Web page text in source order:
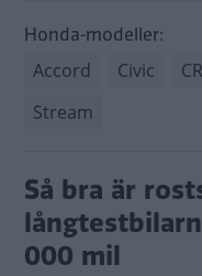
Honda-modeller:
Accord Civic
Stream
Så bra är
000 mil